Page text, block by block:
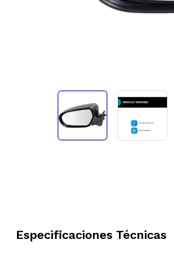
Especificaciones Técnicas